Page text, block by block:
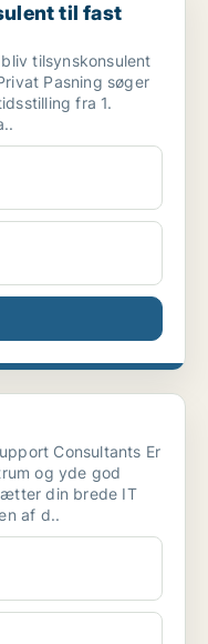
til fast
tilsynskonsulent
Pasning søger
fra 1.
Consultants Er
og yde god
din brede IT
af d..